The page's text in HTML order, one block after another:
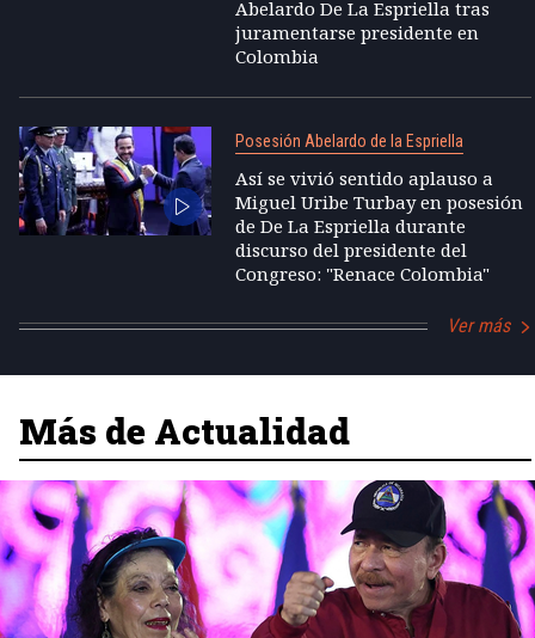
Abelardo De La Espriella tras
juramentarse presidente en
Colombia
Posesión Abelardo de la Espriella
Así se vivió sentido aplauso a
Miguel Uribe Turbay en posesión
de De La Espriella durante
discurso del presidente del
Congreso: "Renace Colombia"
Ver más
Más de Actualidad